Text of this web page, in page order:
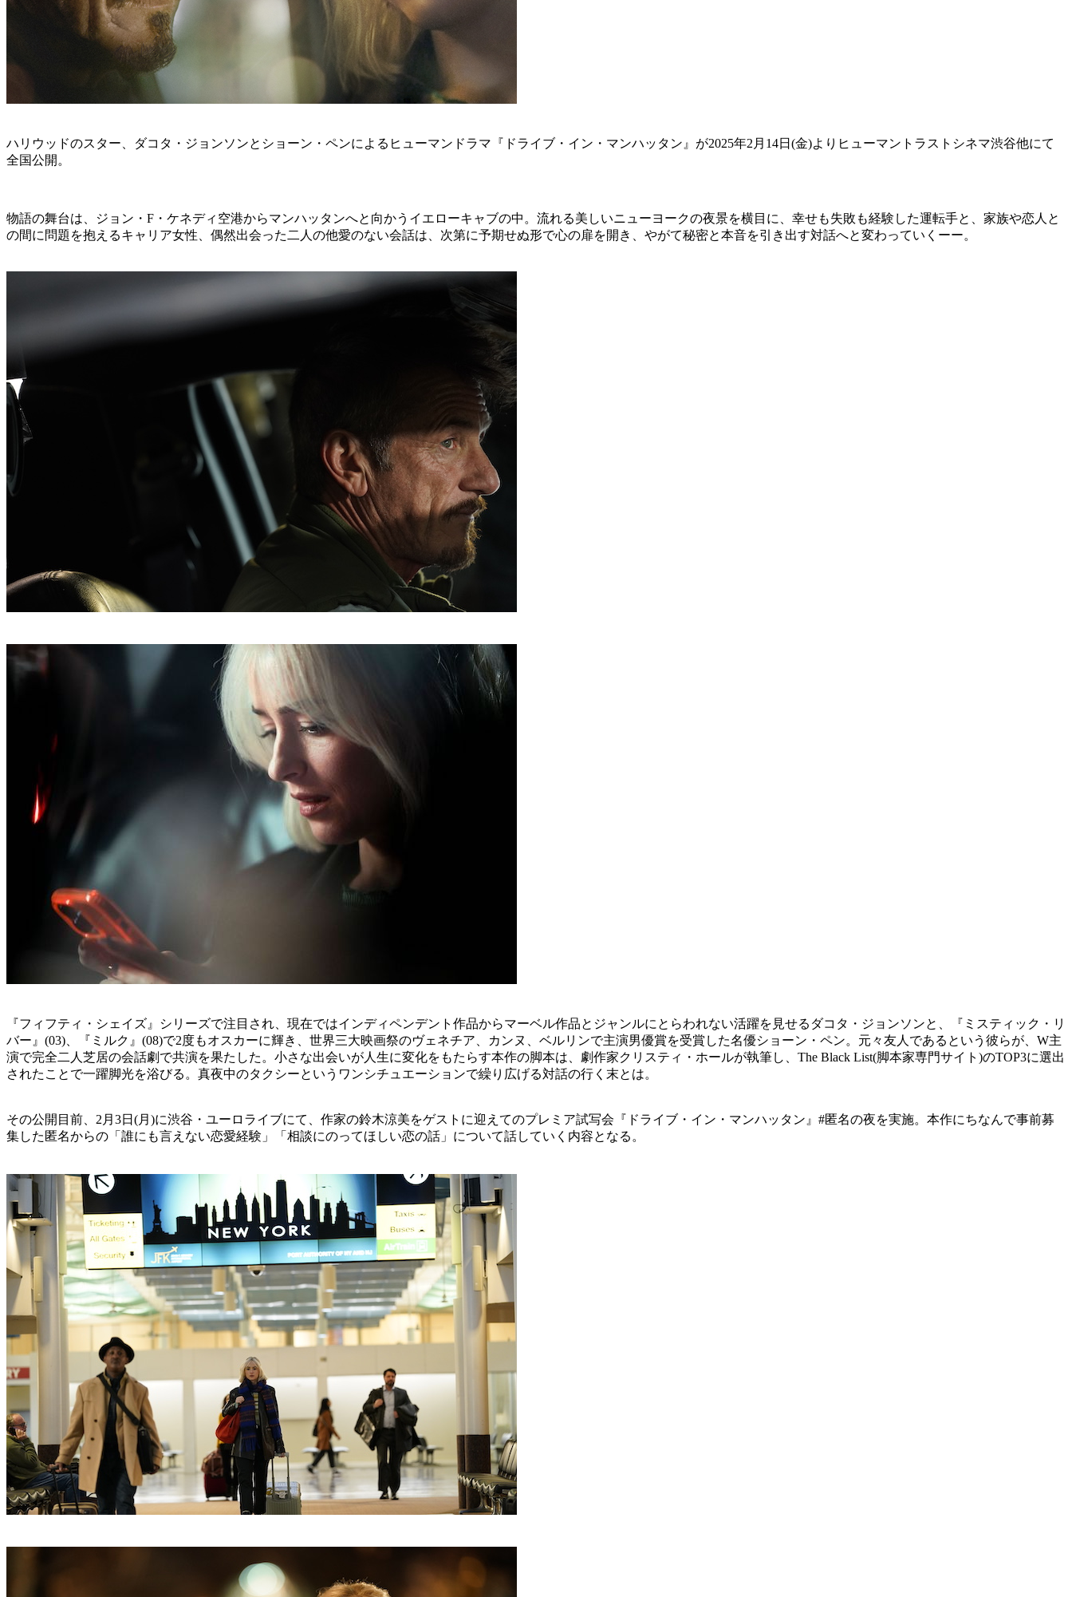
ハリウッドのスター、ダコタ・ジョンソンとショーン・ペンによるヒューマンドラマ『ドライブ・イン・マンハッタン』が2025年2月14日(金)よりヒューマントラストシネマ渋谷他にて
全国公開。
物語の舞台は、ジョン・F・ケネディ空港からマンハッタンへと向かうイエローキャブの中。流れる美しいニューヨークの夜景を横目に、幸せも失敗も経験した運転手と、家族や恋人と
の間に問題を抱えるキャリア女性、偶然出会った二人の他愛のない会話は、次第に予期せぬ形で心の扉を開き、やがて秘密と本音を引き出す対話へと変わっていくーー。
『フィフティ・シェイズ』シリーズで注目され、現在ではインディペンデント作品からマーベル作品とジャンルにとらわれない活躍を見せるダコタ・ジョンソンと、『ミスティック・リ
バー』(03)、『ミルク』(08)で2度もオスカーに輝き、世界三大映画祭のヴェネチア、カンヌ、ベルリンで主演男優賞を受賞した名優ショーン・ペン。元々友人であるという彼らが、W主
演で完全二人芝居の会話劇で共演を果たした。小さな出会いが人生に変化をもたらす本作の脚本は、劇作家クリスティ・ホールが執筆し、The Black List(脚本家専門サイト)のTOP3に選出
されたことで一躍脚光を浴びる。真夜中のタクシーというワンシチュエーションで繰り広げる対話の行く末とは。
その公開目前、2月3日(月)に渋谷・ユーロライブにて、作家の鈴木涼美をゲストに迎えてのプレミア試写会『ドライブ・イン・マンハッタン』#匿名の夜を実施。本作にちなんで事前募
集した匿名からの「誰にも言えない恋愛経験」「相談にのってほしい恋の話」について話していく内容となる。